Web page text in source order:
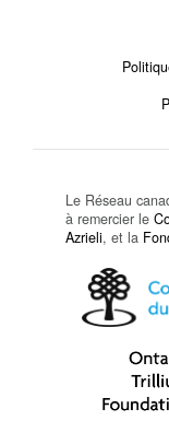
Le Réseau
à remercier le
Azrieli, et la